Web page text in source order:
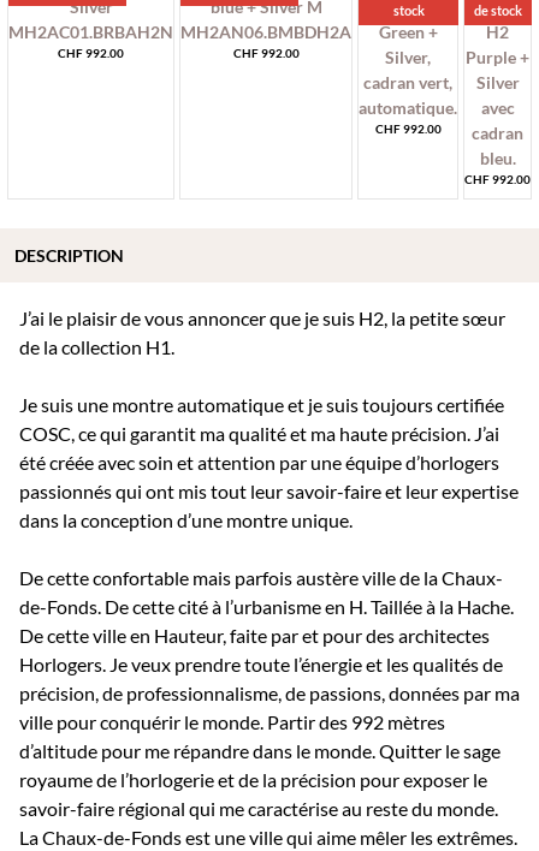
CHF992.00 CHF992.00
stock
CHF992.00
de stock
CHF992.00
J’ai le plaisir de vous annoncer que je suis H2, la petite sœur
de la collection H1.
Je suis une montre automatique et je suis toujours certifiée
COSC, ce qui garantit ma qualité et ma haute précision. J’ai
été créée avec soin et attention par une équipe d’horlogers
passionnés qui ont mis tout leur savoir-faire et leur expertise
dans la conception d’une montre unique.
De cette confortable mais parfois austère ville de la Chaux-
de-Fonds. De cette cité à l’urbanisme en H. Taillée à la Hache.
De cette ville en Hauteur, faite par et pour des architectes
Horlogers. Je veux prendre toute l’énergie et les qualités de
précision, de professionnalisme, de passions, données par ma
ville pour conquérir le monde. Partir des 992 mètres
d’altitude pour me répandre dans le monde. Quitter le sage
royaume de l’horlogerie et de la précision pour exposer le
savoir-faire régional qui me caractérise au reste du monde.
La Chaux-de-Fonds est une ville qui aime mêler les extrêmes.
DESCRIPTION